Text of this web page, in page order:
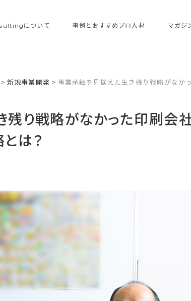
について 事例とおすすめプロ人材 マガジ
>新規事業開発 > 事業承継を見据えた生き残り戦略がなか
り戦略がなかった印刷会
は？